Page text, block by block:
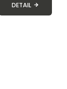
DETAIL